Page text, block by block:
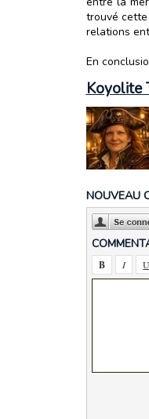
trouvé
relations
En
Koyolite
NOUVEAU